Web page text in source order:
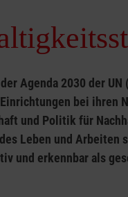
Agenda 2030 der
bei ihren
und Politik für
Leben und
und erkennbar als